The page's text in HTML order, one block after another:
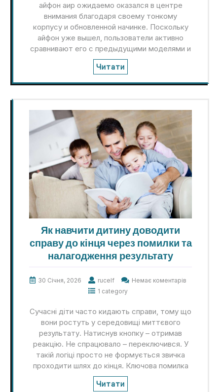
айфон аир ожидаемо оказался в центре
внимания благодаря своему тонкому
корпусу и обновленной начинке. Поскольку
айфон уже вышел, пользователи активно
сравнивают его с предыдущими моделями и
Читати
Як навчити дитину доводити
справу до кінця через помилки та
налагодження результату
30 Січня, 2026 rucelf
Немає коментарів
1 category
Сучасні діти часто кидають справи, тому що
вони ростуть у середовищі миттєвого
результату. Натиснув кнопку – отримав
реакцію. Не спрацювало – переключився. У
такій логіці просто не формується звичка
проходити шлях до кінця. Ключова помилка
Читати